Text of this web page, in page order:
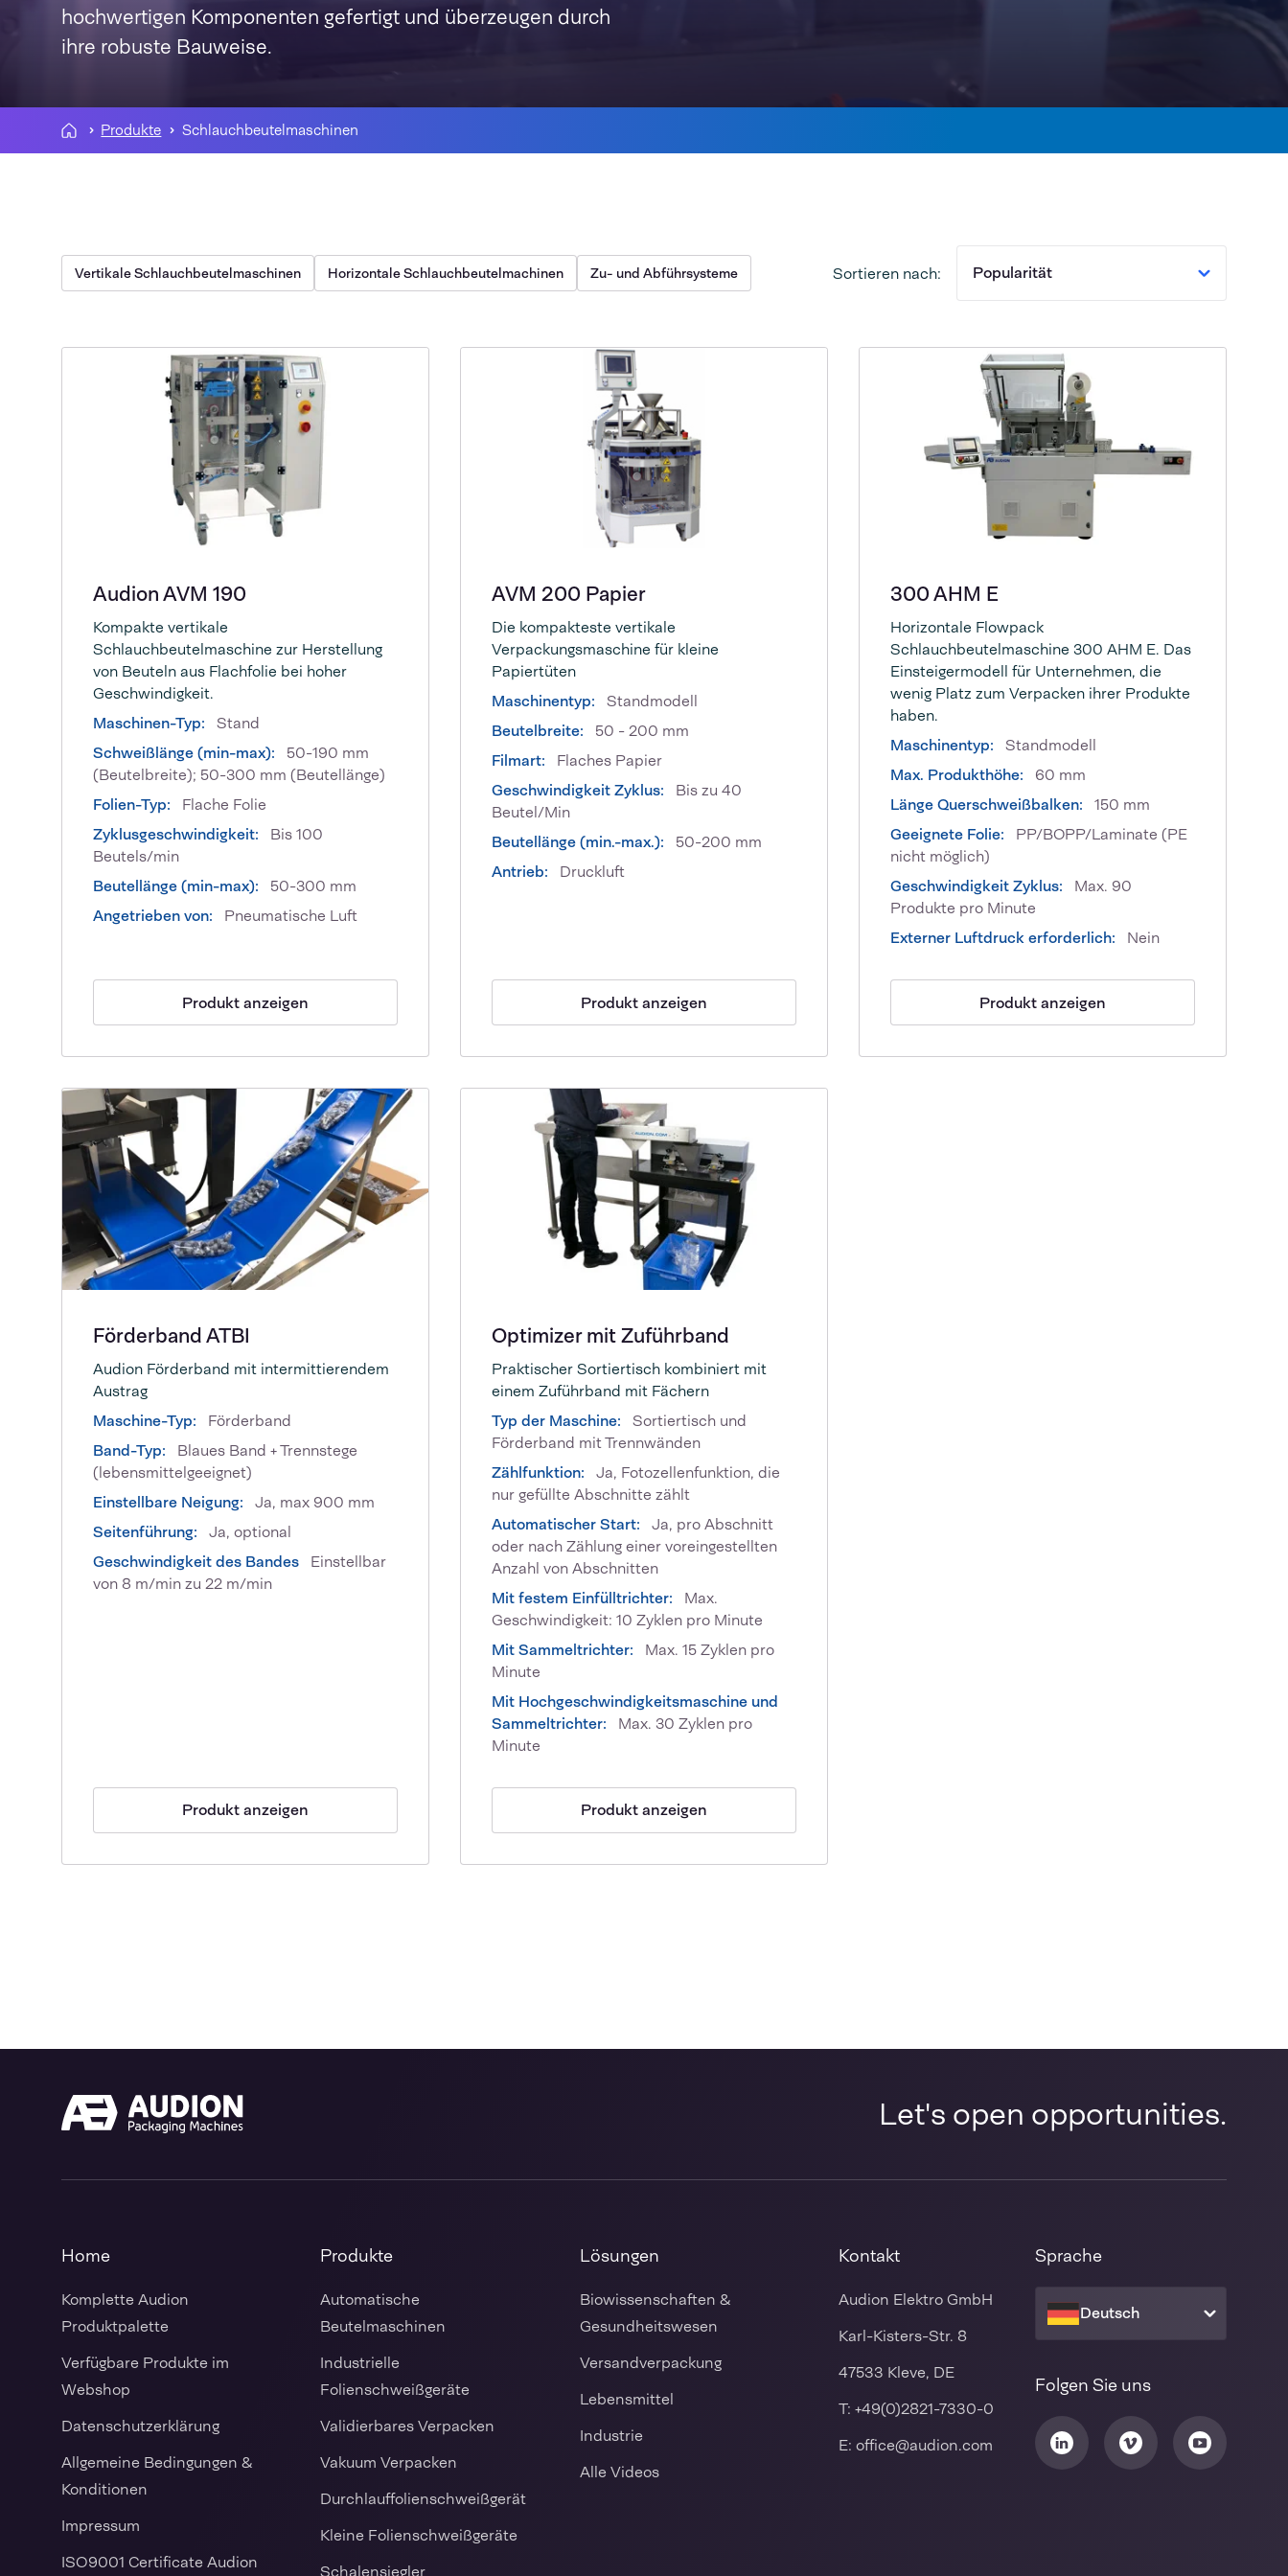
hochwertigen Komponenten gefertigt und überzeugen durch
ihre robuste Bauweise.
Produkte Schlauchbeutelmaschinen
Vertikale Schlauchbeutelmaschinen Horizontale Schlauchbeutelmachinen Zu- und Abführsysteme Sortieren nach: Popularität
Audion AVM 190
Kompakte vertikale
Schlauchbeutelmaschine zur Herstellung
von Beuteln aus Flachfolie bei hoher
Geschwindigkeit.
Maschinen-Typ:
Stand
Schweißlänge (min-max):
50-190 mm
(Beutelbreite); 50-300 mm (Beutellänge)
Folien-Typ:
Flache Folie
Zyklusgeschwindigkeit:
Bis 100
Beutels/min
Beutellänge (min-max):
50-300 mm
Angetrieben von:
Pneumatische Luft
Produkt anzeigen
AVM 200 Papier
Die kompakteste vertikale
Verpackungsmaschine für kleine
Papiertüten
Maschinentyp:
Standmodell
Beutelbreite:
50 - 200 mm
Filmart:
Flaches Papier
Geschwindigkeit Zyklus:
Bis zu 40
Beutel/Min
Beutellänge (min.-max.):
50-200 mm
Antrieb:
Druckluft
Produkt anzeigen
300 AHM E
Horizontale Flowpack
Schlauchbeutelmaschine 300 AHM E. Das
Einsteigermodell für Unternehmen, die
wenig Platz zum Verpacken ihrer Produkte
haben.
Maschinentyp:
Standmodell
Max. Produkthöhe:
60 mm
Länge Querschweißbalken:
150 mm
Geeignete Folie:
PP/BOPP/Laminate (PE
nicht möglich)
Geschwindigkeit Zyklus:
Max. 90
Produkte pro Minute
Externer Luftdruck erforderlich:
Nein
Produkt anzeigen
Förderband ATBI
Audion Förderband mit intermittierendem
Austrag
Maschine-Typ:
Förderband
Band-Typ:
Blaues Band + Trennstege
(lebensmittelgeeignet)
Einstellbare Neigung:
Ja, max 900 mm
Seitenführung:
Ja, optional
Geschwindigkeit des Bandes
Einstellbar
von 8 m/min zu 22 m/min
Produkt anzeigen
Optimizer mit Zuführband
Praktischer Sortiertisch kombiniert mit
einem Zuführband mit Fächern
Typ der Maschine:
Sortiertisch und
Förderband mit Trennwänden
Zählfunktion:
Ja, Fotozellenfunktion, die
nur gefüllte Abschnitte zählt
Automatischer Start:
Ja, pro Abschnitt
oder nach Zählung einer voreingestellten
Anzahl von Abschnitten
Mit festem Einfülltrichter:
Max.
Geschwindigkeit: 10 Zyklen pro Minute
Mit Sammeltrichter:
Max. 15 Zyklen pro
Minute
Mit Hochgeschwindigkeitsmaschine und
Sammeltrichter:
Max. 30 Zyklen pro
Minute
Produkt anzeigen
Let's open opportunities.
Home
Komplette Audion
Produktpalette
Verfügbare Produkte im
Webshop
Datenschutzerklärung
Allgemeine Bedingungen &
Konditionen
Impressum
ISO9001 Certificate Audion
Produkte
Automatische
Beutelmaschinen
Industrielle
Folienschweißgeräte
Validierbares Verpacken
Vakuum Verpacken
Durchlauffolienschweißgerät
Kleine Folienschweißgeräte
Schalensiegler
Lösungen
Biowissenschaften &
Gesundheitswesen
Versandverpackung
Lebensmittel
Industrie
Alle Videos
Kontakt
Audion Elektro GmbH
Karl-Kisters-Str. 8
47533 Kleve, DE
T: +49(0)2821-7330-0
E: office@audion.com
Sprache
Deutsch
Folgen Sie uns